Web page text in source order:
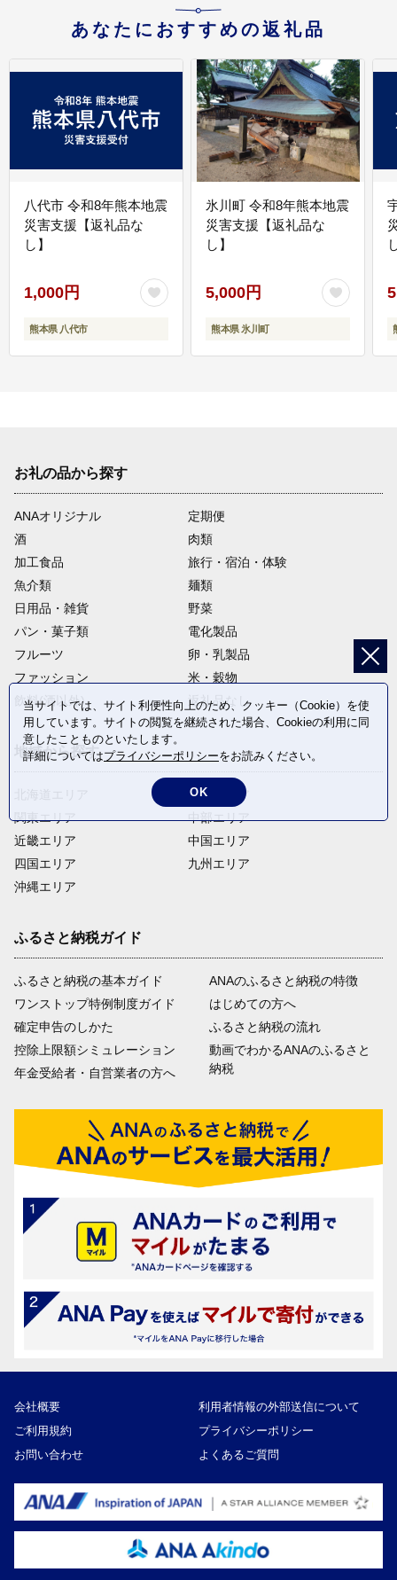
あなたにおすすめの返礼品
八代市 令和8年熊本地震
災害支援【返礼品な
し】
1,000円
熊本県 八代市
氷川町 令和8年熊本地震
災害支援【返礼品な
し】
5,000円
熊本県 氷川町
お礼の品から探す
ANAオリジナル
定期便
酒
肉類
加工食品
旅行・宿泊・体験
魚介類
麺類
日用品・雑貨
野菜
パン・菓子類
電化製品
フルーツ
卵・乳製品
ファッション
米・穀物
飲料(酒以外)
返礼品なし
地域から探す
関東エリア
近畿エリア
四国エリア
沖縄エリア
東北エリア
中部エリア
中国エリア
九州エリア
ふるさと納税ガイド
ふるさと納税の基本ガイド
ワンストップ特例制度ガイド
確定申告のしかた
控除上限額シミュレーション
年金受給者・自営業者の方へ
ANAのふるさと納税の特徴
はじめての方へ
ふるさと納税の流れ
動画でわかるANAのふるさと
納税
会社概要
利用者情報の外部送信について
ご利用規約
プライバシーポリシー
お問い合わせ
よくあるご質問
当サイトでは、サイト利便性向上のため、クッキー（Cookie）を使
用しています。サイトの閲覧を継続された場合、Cookieの利用に同
意したことものといたします。
詳細についてはプライバシーポリシーをお読みください。
OK